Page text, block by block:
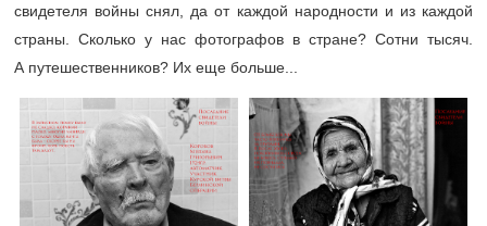
свидетеля войны снял, да от каждой народности и из каждой
страны. Сколько у нас фотографов в стране? Сотни тысяч.
А путешественников? Их еще больше...